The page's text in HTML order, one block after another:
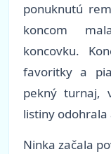
ponuknutú
koncom
koncovku.
favoritky a
pekný turnaj,
listiny odohrala
Ninka začala